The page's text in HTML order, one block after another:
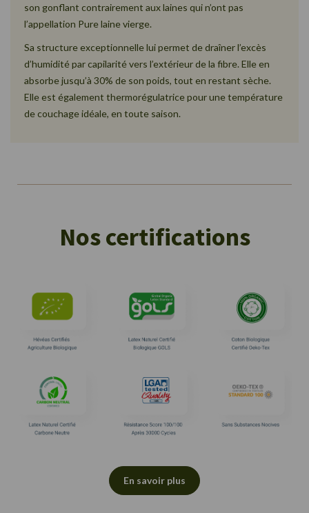
son gonflant contrairement aux laines qui n’ont pas
l’appellation Pure laine vierge.
Sa structure exceptionnelle lui permet de draîner l’excès
d’humidité par capilarité vers l’extérieur de la fibre. Elle en
absorbe jusqu’à 30% de son poids, tout en restant sèche.
Elle est également thermorégulatrice pour une température
de couchage idéale, en toute saison.
Nos certifications
En savoir plus